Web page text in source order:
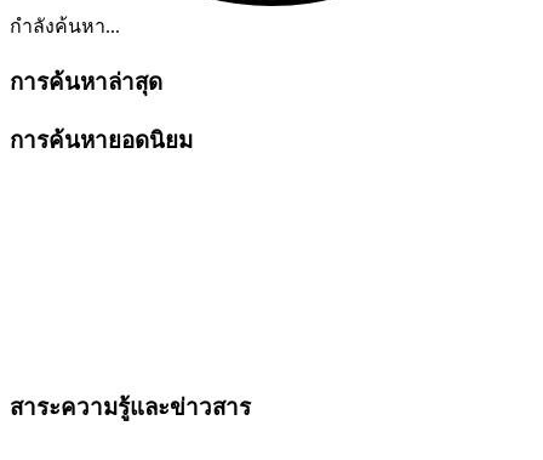
กำลังค้นหา...
การค้นหาล่าสุด
การค้นหายอดนิยม
สาระความรู้และข่าวสาร